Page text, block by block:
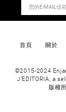
首頁 關於
©2015-2024
J’EDITORIA, a
版權